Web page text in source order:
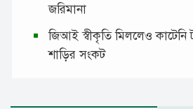
জরিমানা
জিআই স্বীকৃতি মিললেও কাটেনি
শাড়ির সংকট